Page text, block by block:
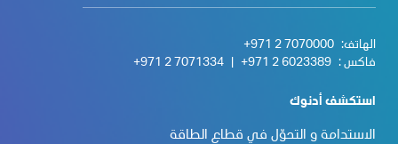
الهاتف: +971 2 7070000
فاكس : +971 2 6023389
+971 2 7071334
استكشف أدنوك
الاستدامة و التحوّل في قطاع الطاقة